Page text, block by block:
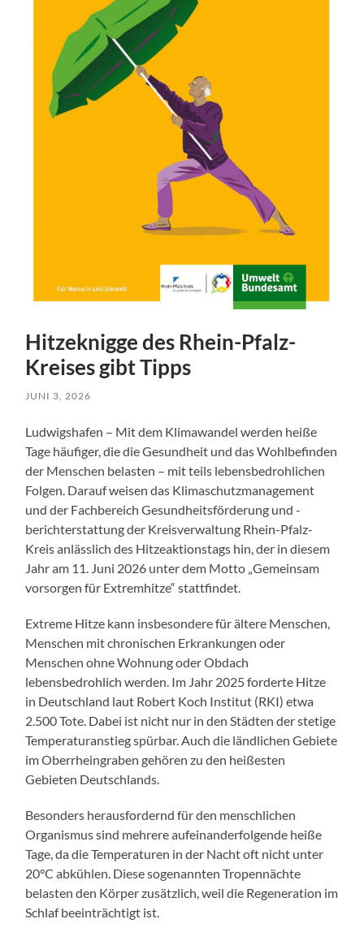
Hitzeknigge des Rhein-Pfalz-
Kreises gibt Tipps
JUNI 3, 2026
Ludwigshafen – Mit dem Klimawandel werden heiße
Tage häufiger, die die Gesundheit und das Wohlbefinden
der Menschen belasten – mit teils lebensbedrohlichen
Folgen. Darauf weisen das Klimaschutzmanagement
und der Fachbereich Gesundheitsförderung und -
berichterstattung der Kreisverwaltung Rhein-Pfalz-
Kreis anlässlich des Hitzeaktionstags hin, der in diesem
Jahr am 11. Juni 2026 unter dem Motto „Gemeinsam
vorsorgen für Extremhitze“ stattfindet.
Extreme Hitze kann insbesondere für ältere Menschen,
Menschen mit chronischen Erkrankungen oder
Menschen ohne Wohnung oder Obdach
lebensbedrohlich werden. Im Jahr 2025 forderte Hitze
in Deutschland laut Robert Koch Institut (RKI) etwa
2.500 Tote. Dabei ist nicht nur in den Städten der stetige
Temperaturanstieg spürbar. Auch die ländlichen Gebiete
im Oberrheingraben gehören zu den heißesten
Gebieten Deutschlands.
Besonders herausfordernd für den menschlichen
Organismus sind mehrere aufeinanderfolgende heiße
Tage, da die Temperaturen in der Nacht oft nicht unter
20°C abkühlen. Diese sogenannten Tropennächte
belasten den Körper zusätzlich, weil die Regeneration im
Schlaf beeinträchtigt ist.